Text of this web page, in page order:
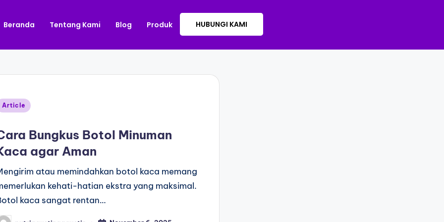
Beranda Tentang Kami Blog Produk HUBUNGI KAMI
Article
Bungkus Botol Minuman
agar Aman
atau memindahkan botol kaca memang
kehati-hatian ekstra yang maksimal.
kaca sangat rentan…